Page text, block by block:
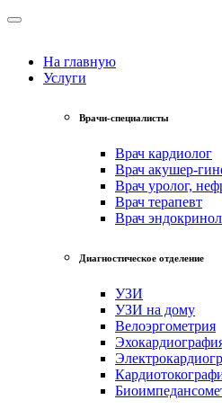
На главную
Услуги
Врачи-специалисты
Врач кардиолог
Врач акушер-
Врач уролог,
Врач терапевт
Врач
Диагностическое отделение
УЗИ
УЗИ на дому
Велоэргометрия